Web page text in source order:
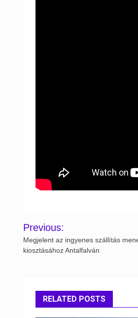
Post
navigation
Previous:
Megjelent az ingyenes szállítás
kiosztásához Antalfalván
RELATED POSTS